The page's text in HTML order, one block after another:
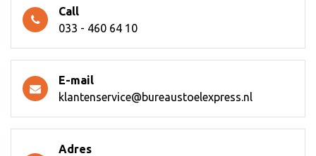
Call
033 - 460 64 10
E-mail
klantenservice@bureaustoelexpress.nl
Adres